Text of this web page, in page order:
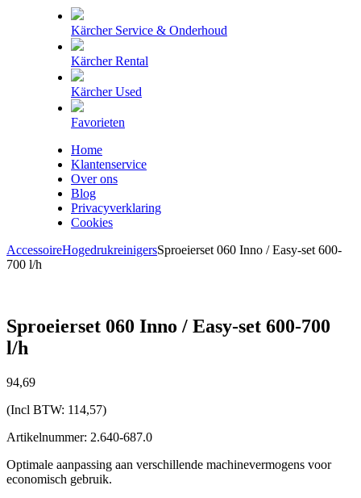
Kärcher Service & Onderhoud
Kärcher Rental
Kärcher Used
Favorieten
Home
Klantenservice
Over ons
Blog
Privacyverklaring
Cookies
AccessoireHogedrukreinigersSproeierset 060 Inno / Easy-set 600-
700 l/h
Sproeierset 060 Inno / Easy-set 600-700
l/h
94,69
(Incl BTW: 114,57)
Artikelnummer: 2.640-687.0
Optimale aanpassing aan verschillende machinevermogens voor
economisch gebruik.